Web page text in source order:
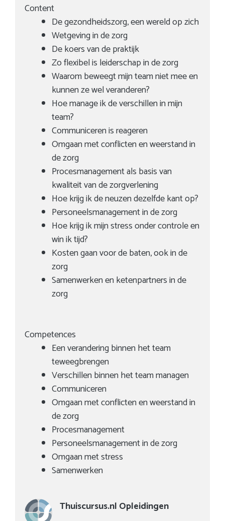
Content
De gezondheidszorg, een wereld op zich
Wetgeving in de zorg
De koers van de praktijk
Zo flexibel is leiderschap in de zorg
Waarom beweegt mijn team niet mee en
kunnen ze wel veranderen?
Hoe manage ik de verschillen in mijn
team?
Communiceren is reageren
Omgaan met conflicten en weerstand in
de zorg
Procesmanagement als basis van
kwaliteit van de zorgverlening
Hoe krijg ik de neuzen dezelfde kant op?
Personeelsmanagement in de zorg
Hoe krijg ik mijn stress onder controle en
win ik tijd?
Kosten gaan voor de baten, ook in de
zorg
Samenwerken en ketenpartners in de
zorg
Competences
Een verandering binnen het team
teweegbrengen
Verschillen binnen het team managen
Communiceren
Omgaan met conflicten en weerstand in
de zorg
Procesmanagement
Personeelsmanagement in de zorg
Omgaan met stress
Samenwerken
Thuiscursus.nl Opleidingen